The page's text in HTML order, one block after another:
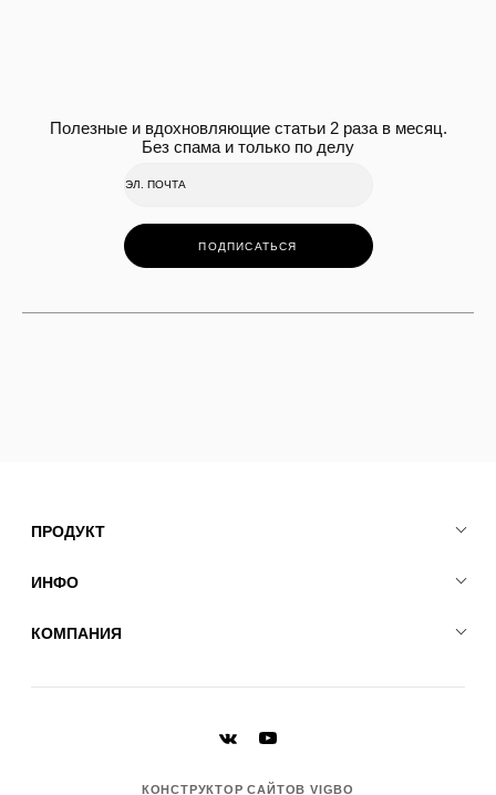
Полезные и вдохновляющие статьи 2 раза в месяц.
Без спама и только по делу
ПОДПИСАТЬСЯ
ПРОДУКТ
ИНФО
КОМПАНИЯ
КОНСТРУКТОР САЙТОВ VIGBO